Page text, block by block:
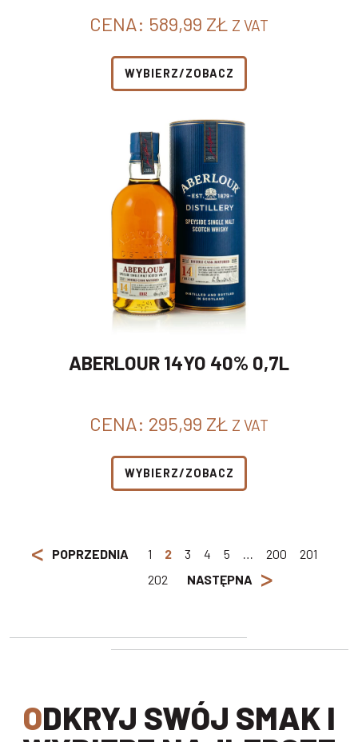
CENA: 589,99 ZŁ Z VAT
WYBIERZ/ZOBACZ
ABERLOUR 14YO 40% 0,7L
CENA: 295,99 ZŁ Z VAT
WYBIERZ/ZOBACZ
< POPRZEDNIA 1 2 3 4 5 … 200
201
202
NASTĘPNA >
ODKRYJ SWÓJ SMAK I